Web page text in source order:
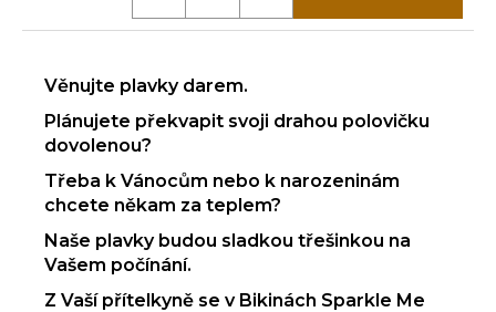
Věnujte plavky darem.
Plánujete překvapit svoji drahou polovičku
dovolenou?
Třeba k Vánocům nebo k narozeninám
chcete někam za teplem?
Naše plavky budou sladkou třešinkou na
Vašem počínání.
Z Vaší přítelkyně se v Bikinách Sparkle Me